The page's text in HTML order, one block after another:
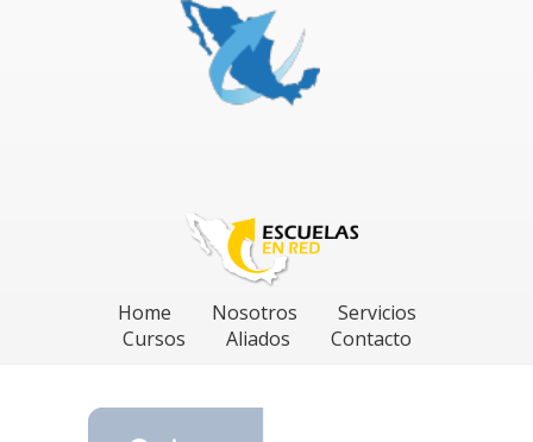
Home Nosotros
Servicios
Cursos
Aliados Contacto